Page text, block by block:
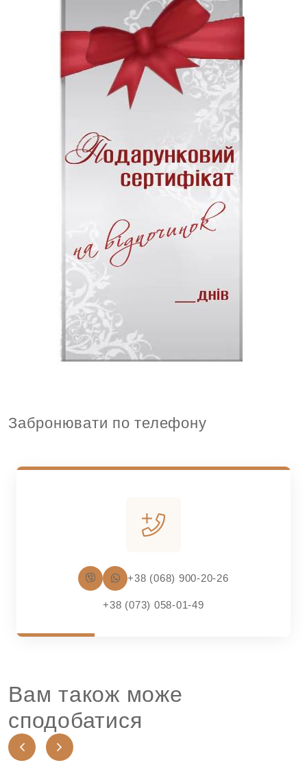
Забронювати по телефону
+38 (068) 900-20-26
+38 (073) 058-01-49
Вам також може
сподобатися